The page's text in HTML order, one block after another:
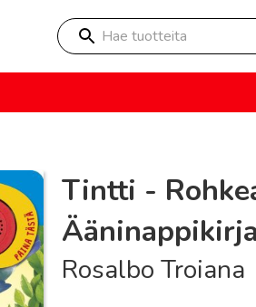
Hae tuotteita
Tintti -
Ääninappikirja
Rosalbo Troiana